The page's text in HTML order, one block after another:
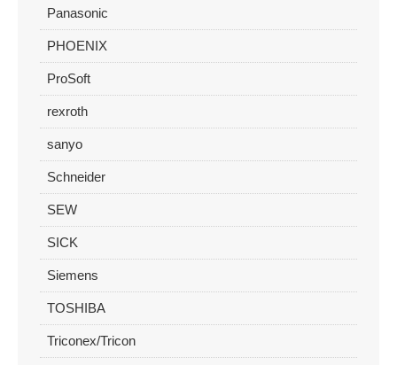
Panasonic
PHOENIX
ProSoft
rexroth
sanyo
Schneider
SEW
SICK
Siemens
TOSHIBA
Triconex/Tricon